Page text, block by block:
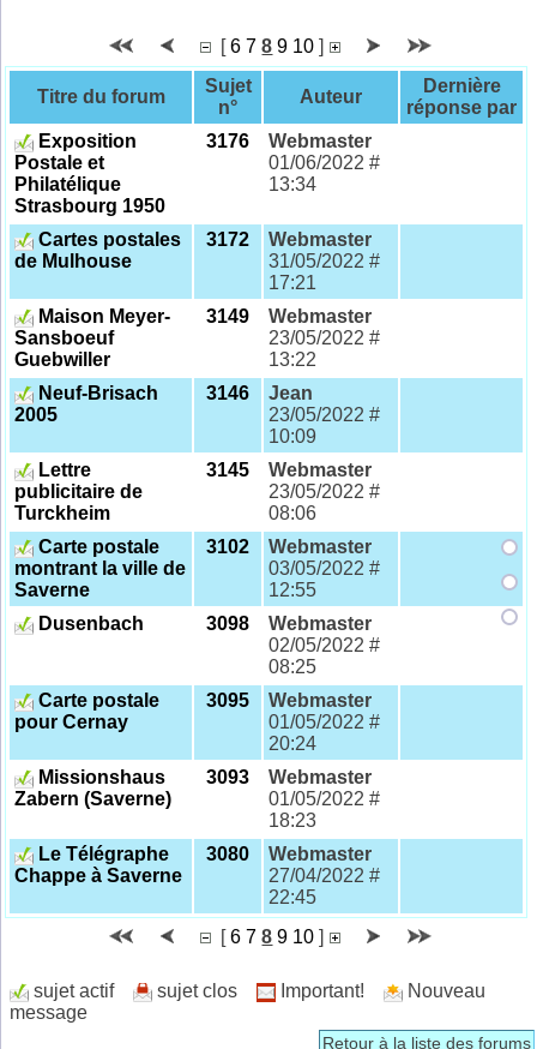
[6 7 8 9 10 ]
Titre du forum
Sujet
n°
Auteur
Dernière
réponse par
Exposition
Postale et
Philatélique
Strasbourg 1950
3176
Webmaster
01/06/2022 #
13:34
Cartes postales
de Mulhouse
3172
Webmaster
31/05/2022 #
17:21
Maison Meyer-
Sansboeuf
Guebwiller
3149
Webmaster
23/05/2022 #
13:22
Neuf-Brisach
2005
3146
Jean
23/05/2022 #
10:09
Lettre
publicitaire de
Turckheim
3145
Webmaster
23/05/2022 #
08:06
Carte postale
montrant la ville de
Saverne
3102
Webmaster
03/05/2022 #
12:55
Dusenbach
3098
Webmaster
02/05/2022 #
08:25
Carte postale
pour Cernay
3095
Webmaster
01/05/2022 #
20:24
Missionshaus
Zabern (Saverne)
3093
Webmaster
01/05/2022 #
18:23
Le Télégraphe
Chappe à Saverne
3080
Webmaster
27/04/2022 #
22:45
[6 7 8 9 10 ]
sujet actif sujet clos Important!
Nouveau
message
Retour à la liste des forums